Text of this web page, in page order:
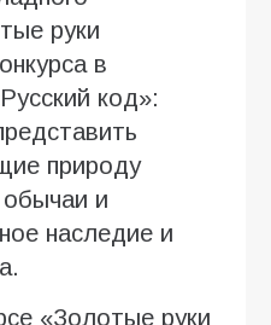
руки
в
код»:
природу
и
наследие и
«Золотые руки